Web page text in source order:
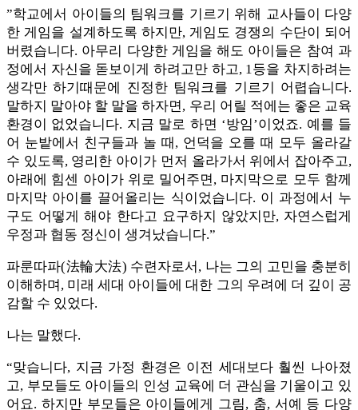
”학교에서 아이들의 팀워크를 기르기 위해 교사들이 다양
한 게임을 설계하도록 하지만, 게임도 경쟁의 수단이 되어
버렸습니다. 아무리 다양한 게임을 해도 아이들은 참여 과
정에서 자신을 돋보이게 하려고만 하고, 1등을 차지하려는
생각만 하기때문에 진정한 팀워크를 기르기 어렵습니다.
말하지 말아야 할 말을 하자면, 우리 어릴 적에는 좋은 교육
환경이 없었습니다. 지금 말로 하면 ‘방임’이었죠. 예를 들
어 눈밭에서 친구들과 놀 때, 언덕을 오를 때 모두 올라갈
수 있도록, 영리한 아이가 먼저 올라가서 위에서 잡아주고,
아래에 힘센 아이가 위로 밀어주면, 마지막으로 모두 함께
마지막 아이를 끌어올리는 식이었습니다. 이 과정에서 누
구도 어떻게 해야 한다고 요구하지 않았지만, 자연스럽게
우정과 협동 정신이 생겨났습니다.”
파룬따파(法輪大法) 수련자로서, 나는 그의 고민을 충분히
이해하며, 미래 세대 아이들에 대한 그의 우려에 더 깊이 공
감할 수 있었다.
나는 말했다.
“맞습니다, 지금 가정 환경은 이전 세대보다 훨씬 나아졌
고, 부모들도 아이들의 인성 교육에 더 관심을 기울이고 있
어요. 하지만 부모들은 아이들에게 그림, 춤, 서예 등 다양